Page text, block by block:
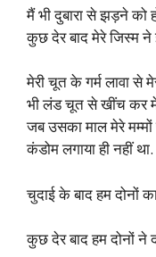
मैं भी दुबारा से झड़ने को
कुछ देर बाद मेरे जिस्म
मेरी चूत के गर्म लावा से
भी लंड चूत से खींच कर मेरे
जब उसका माल मेरे
कंडोम लगाया ही नहीं था.
चुदाई के बाद हम दोनों
कुछ देर बाद हम दोनों ने